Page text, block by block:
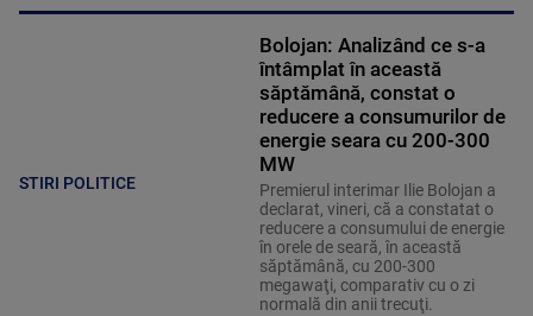
STIRI POLITICE
Bolojan: Analizând ce s-a
întâmplat în această
săptămână, constat o
reducere a consumurilor de
energie seara cu 200-300
MW
Premierul interimar Ilie Bolojan a
declarat, vineri, că a constatat o
reducere a consumului de energie
în orele de seară, în această
săptămână, cu 200-300
megawaţi, comparativ cu o zi
normală din anii trecuţi.